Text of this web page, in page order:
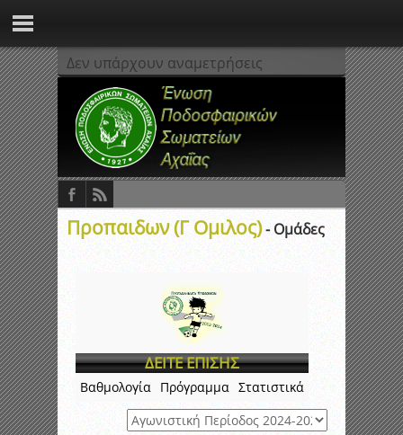
Δεν υπάρχουν αναμετρήσεις
Προπαιδων (Γ Ομιλος)- Ομάδες
ΔΕΙΤΕ ΕΠΙΣΗΣ
Βαθμολογία Πρόγραμμα Στατιστικά